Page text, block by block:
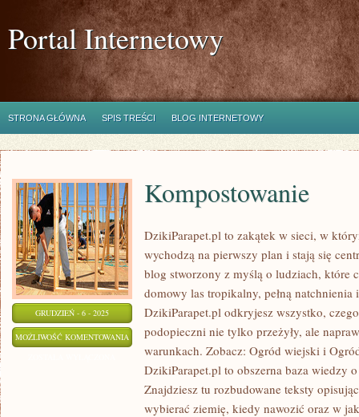
Portal Internetowy
STRONA GŁÓWNA SPIS TREŚCI BLOG INTERNETOWY
GRUDZIEŃ - 6 - 2025
MOŻLIWOŚĆ KOMENTOWANIA KOMPOSTOWANIE
Kompostowanie
DzikiParapet.pl to zakątek w sieci, w
wychodzą na pierwszy plan i stają się
blog stworzony z myślą o ludziach, które
domowy las tropikalny, pełną
DzikiParapet.pl odkryjesz wszystko,
podopieczni nie tylko przeżyły, ale
warunkach. Zobacz: Ogród wiejski i
DzikiParapet.pl to obszerna baza wiedzy
Znajdziesz tu rozbudowane teksty
wybierać ziemię, kiedy nawozić oraz w